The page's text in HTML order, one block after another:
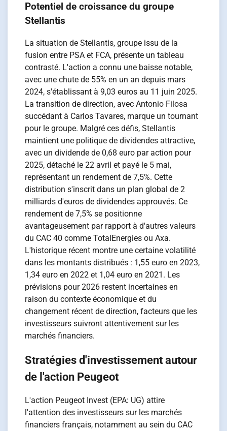
Potentiel de croissance du groupe
Stellantis
La situation de Stellantis, groupe issu de la
fusion entre PSA et FCA, présente un tableau
contrasté. L'action a connu une baisse notable,
avec une chute de 55% en un an depuis mars
2024, s'établissant à 9,03 euros au 11 juin 2025.
La transition de direction, avec Antonio Filosa
succédant à Carlos Tavares, marque un tournant
pour le groupe. Malgré ces défis, Stellantis
maintient une politique de dividendes attractive,
avec un dividende de 0,68 euro par action pour
2025, détaché le 22 avril et payé le 5 mai,
représentant un rendement de 7,5%. Cette
distribution s'inscrit dans un plan global de 2
milliards d'euros de dividendes approuvés. Ce
rendement de 7,5% se positionne
avantageusement par rapport à d'autres valeurs
du CAC 40 comme TotalEnergies ou Axa.
L'historique récent montre une certaine volatilité
dans les montants distribués : 1,55 euro en 2023,
1,34 euro en 2022 et 1,04 euro en 2021. Les
prévisions pour 2026 restent incertaines en
raison du contexte économique et du
changement récent de direction, facteurs que les
investisseurs suivront attentivement sur les
marchés financiers.
Stratégies d'investissement autour
de l'action Peugeot
L'action Peugeot Invest (EPA: UG) attire
l'attention des investisseurs sur les marchés
financiers français, notamment au sein du CAC